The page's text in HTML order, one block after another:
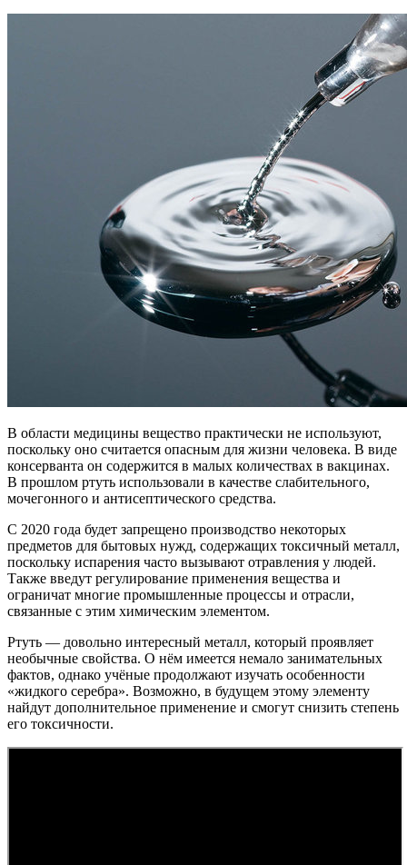
В области медицины вещество практически не используют,
поскольку оно считается опасным для жизни человека. В виде
консерванта он содержится в малых количествах в вакцинах.
В прошлом ртуть использовали в качестве слабительного,
мочегонного и антисептического средства.
С 2020 года будет запрещено производство некоторых
предметов для бытовых нужд, содержащих токсичный металл,
поскольку испарения часто вызывают отравления у людей.
Также введут регулирование применения вещества и
ограничат многие промышленные процессы и отрасли,
связанные с этим химическим элементом.
Ртуть — довольно интересный металл, который проявляет
необычные свойства. О нём имеется немало занимательных
фактов, однако учёные продолжают изучать особенности
«жидкого серебра». Возможно, в будущем этому элементу
найдут дополнительное применение и смогут снизить степень
его токсичности.